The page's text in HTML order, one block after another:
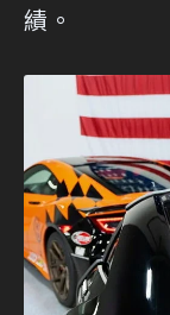
績。